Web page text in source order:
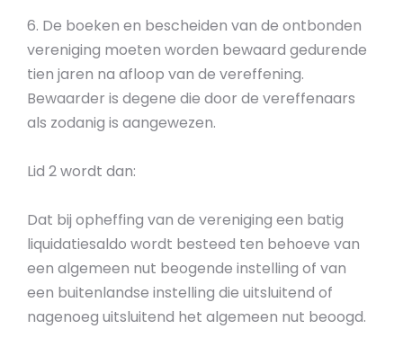
6. De boeken en bescheiden van de ontbonden
vereniging moeten worden bewaard gedurende
tien jaren na afloop van de vereffening.
Bewaarder is degene die door de vereffenaars
als zodanig is aangewezen.
Lid 2 wordt dan:
Dat bij opheffing van de vereniging een batig
liquidatiesaldo wordt besteed ten behoeve van
een algemeen nut beogende instelling of van
een buitenlandse instelling die uitsluitend of
nagenoeg uitsluitend het algemeen nut beoogd.